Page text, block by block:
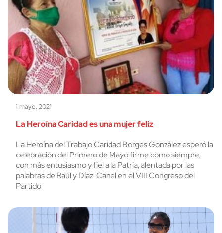
1 mayo, 2021
La Heroína Caridad es una mujer feliz
La Heroína del Trabajo Caridad Borges González esperó la
celebración del Primero de Mayo firme como siempre,
con más entusiasmo y fiel a la Patria, alentada por las
palabras de Raúl y Díaz-Canel en el VIII Congreso del
Partido